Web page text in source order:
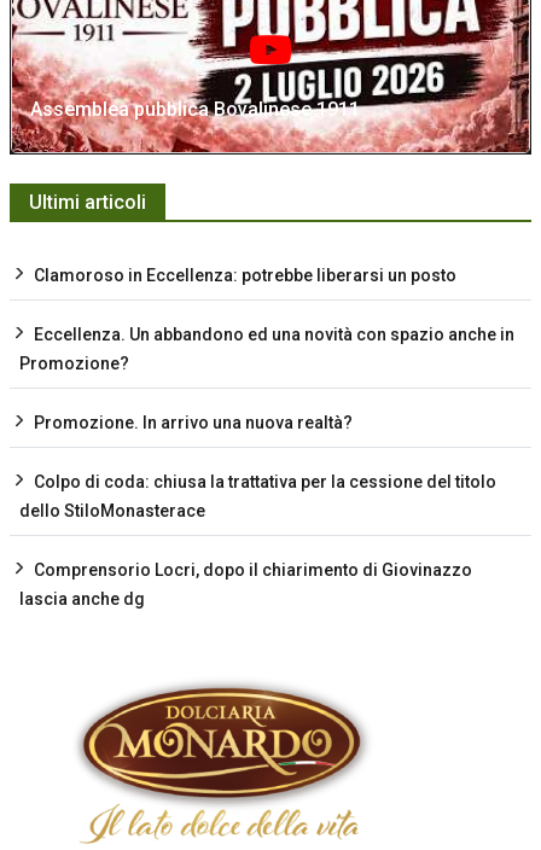
Assemblea pubblica Bovalinese 1911
Ultimi articoli
Clamoroso in Eccellenza: potrebbe liberarsi un posto
Eccellenza. Un abbandono ed una novità con spazio anche in
Promozione?
Promozione. In arrivo una nuova realtà?
Colpo di coda: chiusa la trattativa per la cessione del titolo
dello StiloMonasterace
Comprensorio Locri, dopo il chiarimento di Giovinazzo
lascia anche dg